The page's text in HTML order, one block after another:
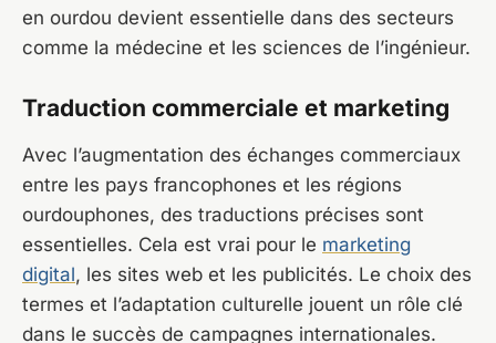
en ourdou devient essentielle dans des secteurs
comme la médecine et les sciences de l’ingénieur.
Traduction commerciale et marketing
Avec l’augmentation des échanges commerciaux
entre les pays francophones et les régions
ourdouphones, des traductions précises sont
essentielles. Cela est vrai pour le marketing
digital, les sites web et les publicités. Le choix des
termes et l’adaptation culturelle jouent un rôle clé
dans le succès de campagnes internationales.